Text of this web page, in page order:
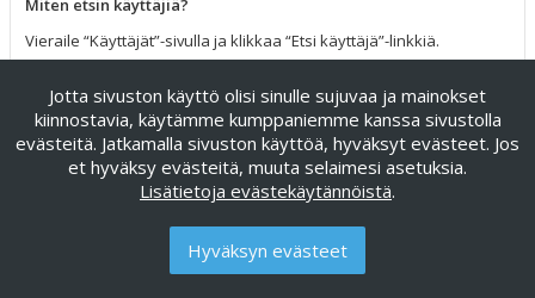
Miten etsin käyttäjiä?
Vieraile “Käyttäjät”-sivulla ja klikkaa “Etsi käyttäjä”-linkkiä.
Ylös
Miten löydän omat viestini ja viestiketjuni?
Omat viestisi näet klikkaamalla “Katso omia viestejäsi”-linkkiä
omissa asetuksissa tai klikkaamalla “Etsi käyttäjän viesteistä”-
foorumin ylälaidassa. Etsiäksesi omia viestiketjuja, käytä
tarkennettua hakua ja täytä sen hakuehdot haluamallasi tavalla.
Jotta sivuston käyttö olisi sinulle sujuvaa ja mainokset
kiinnostavia, käytämme kumppaniemme kanssa sivustolla
evästeitä. Jatkamalla sivuston käyttöä, hyväksyt evästeet. Jos
et hyväksy evästeitä, muuta selaimesi asetuksia.
Lisätietoja evästekäytännöistä.
Hyväksyn evästeet